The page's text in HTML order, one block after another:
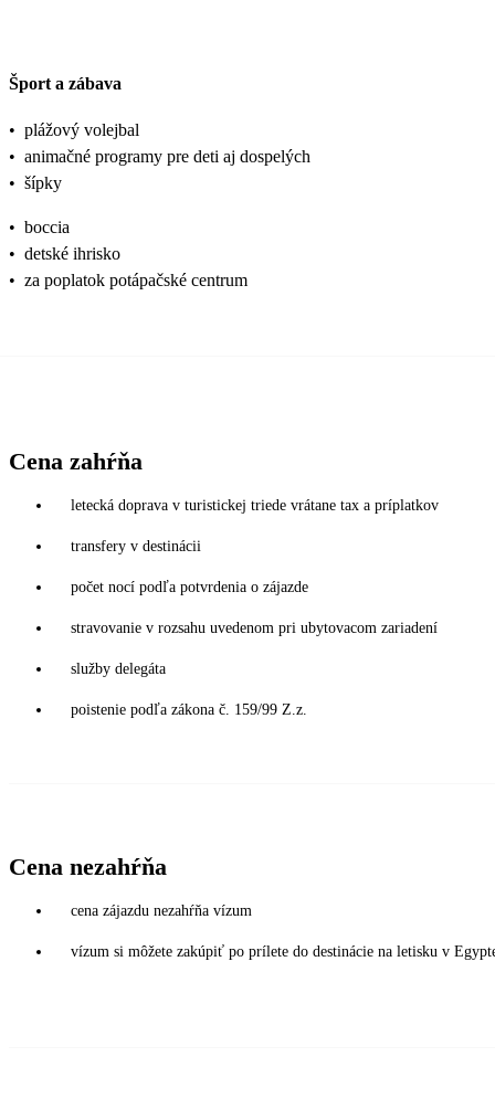
Šport a zábava
• plážový volejbal
• animačné programy pre deti aj dospelých
• šípky
• boccia
• detské ihrisko
• za poplatok potápačské centrum
Cena zahŕňa
letecká doprava v turistickej triede vrátane tax a príplatkov
transfery v destinácii
počet nocí podľa potvrdenia o zájazde
stravovanie v rozsahu uvedenom pri ubytovacom zariadení
služby delegáta
poistenie podľa zákona č. 159/99 Z.z.
Cena nezahŕňa
cena zájazdu nezahŕňa vízum
vízum si môžete zakúpiť po prílete do destinácie na letisku v